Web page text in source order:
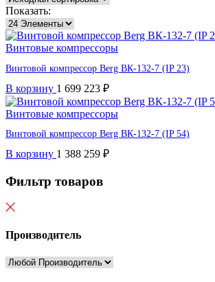
Показать:
Винтовые компрессоры
Винтовой компрессор Berg ВК-132-7 (IP 23)
В корзину 1 699 223 ₽
Винтовые компрессоры
Винтовой компрессор Berg ВК-132-7 (IP 54)
В корзину 1 388 259 ₽
Фильтр товаров
Производитель